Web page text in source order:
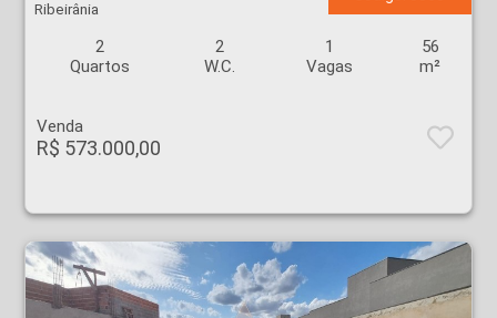
Ribeirânia
2
Quartos
2
W.C.
1
Vagas
56
m²
Venda
R$ 573.000,00